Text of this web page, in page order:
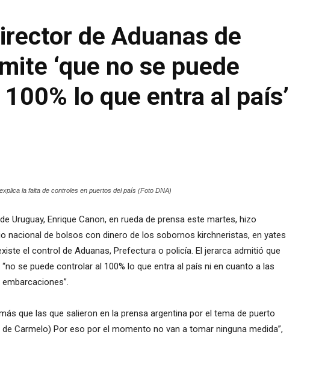
de Aduanas de
‘que no se puede
lo que entra al país’
la falta de controles en puertos del país (Foto DNA)
Uruguay, Enrique Canon, en rueda de prensa este martes, hizo
nacional de bolsos con dinero de los sobornos kirchneristas, en yates
el control de Aduanas, Prefectura o policía. El jerarca admitió que
se puede controlar al 100% lo que entra al país ni en cuanto a las
que las que salieron en la prensa argentina por el tema de puerto
Carmelo) Por eso por el momento no van a tomar ninguna medida”,